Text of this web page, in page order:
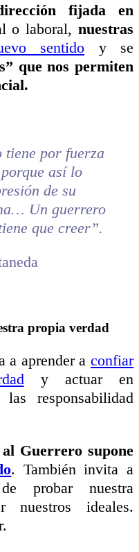
fijada en
o laboral,nuestras
sentido y se
que nos permiten
tiene por fuerza
así lo
de su
Un guerrero
que creer”.
propia verdad
a aprender a confiar
y actuar en
las responsabilidad
Guerrero supone
. También invita a
probar nuestra
nuestros ideales.